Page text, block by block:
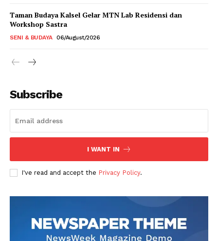
Taman Budaya Kalsel Gelar MTN Lab Residensi dan
Workshop Sastra
SENI & BUDAYA 06/August/2026
Subscribe
I WANT IN
I've read and accept the Privacy Policy.